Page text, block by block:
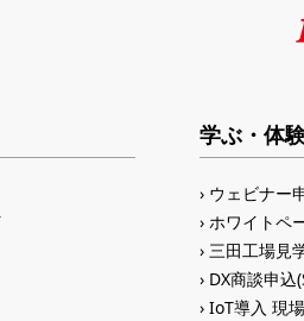
学ぶ・体
ウェビナー
ホワイトペ
三田工場見
DX商談申込
IoT導入 現